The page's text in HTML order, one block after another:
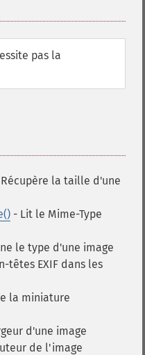
pas la
la taille d'une
- Lit le Mime-Type
le type d'une image
têtes EXIF dans les
la miniature
d'une image
de l'image